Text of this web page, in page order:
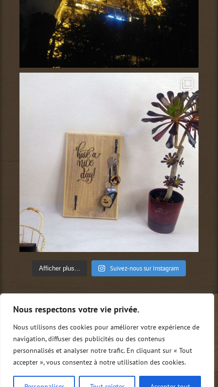
Nous respectons votre vie privée.
Nous utilisons des cookies pour améliorer votre expérience de
navigation, diffuser des publicités ou des contenus
personnalisés et analyser notre trafic. En cliquant sur « Tout
accepter », vous consentez à notre utilisation des cookies.
Afficher plus... Suivez-nous sur Instagram
Qui sommes-nous ?
Conditions générales de vente
Nous contacter
0